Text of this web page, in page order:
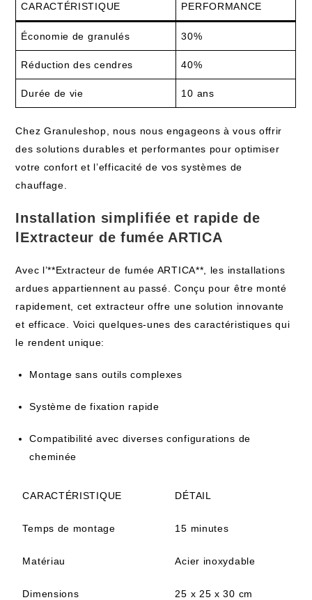
CARACTÉRISTIQUE PERFORMANCE
Économie de granulés 30%
Réduction des cendres 40%
Durée de vie 10 ans
Chez Granuleshop, nous nous engageons à vous offrir
des solutions durables et performantes pour optimiser
votre confort et l’efficacité de vos systèmes de
chauffage.
Installation simplifiée et rapide de
lExtracteur de fumée ARTICA
Avec l’**Extracteur de fumée ARTICA**, les installations
ardues appartiennent au passé. Conçu pour être monté
rapidement, cet extracteur offre une solution innovante
et efficace. Voici quelques-unes des caractéristiques qui
le rendent unique:
Montage sans outils complexes
Système de fixation rapide
Compatibilité avec diverses configurations de
cheminée
CARACTÉRISTIQUE DÉTAIL
Temps de montage 15 minutes
Matériau Acier inoxydable
Dimensions 25 x 25 x 30 cm